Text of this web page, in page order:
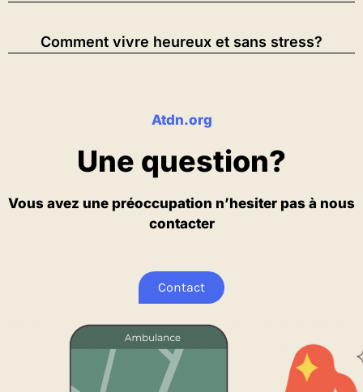
Comment vivre heureux et sans stress?
Atdn.org
Une question?
Vous avez une préoccupation n’hesiter pas à nous
contacter
Contact